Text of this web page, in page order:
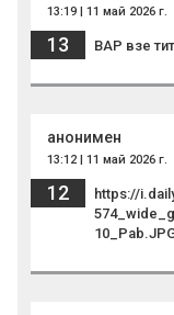
13:19 | 11 май 2026 г.
13 ВАР взе
анонимен
13:12 | 11 май 2026 г.
12
https://